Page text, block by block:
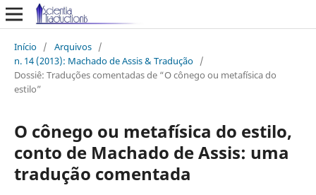
Início / Arquivos /
n. 14 (2013): Machado de Assis & Tradução /
Dossiê: Traduções comentadas de “O cônego ou metafísica do
estilo”
O cônego ou metafísica do estilo,
conto de Machado de Assis: uma
tradução comentada